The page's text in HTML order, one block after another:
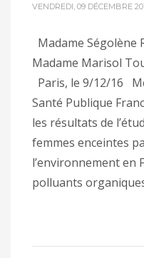
VENDREDI, 09 DÉCEMBRE
Madame Ségolène
Madame Marisol
Paris, le 9/12/16
Santé Publique
les résultats de
femmes enceintes
l’environnement en
polluants